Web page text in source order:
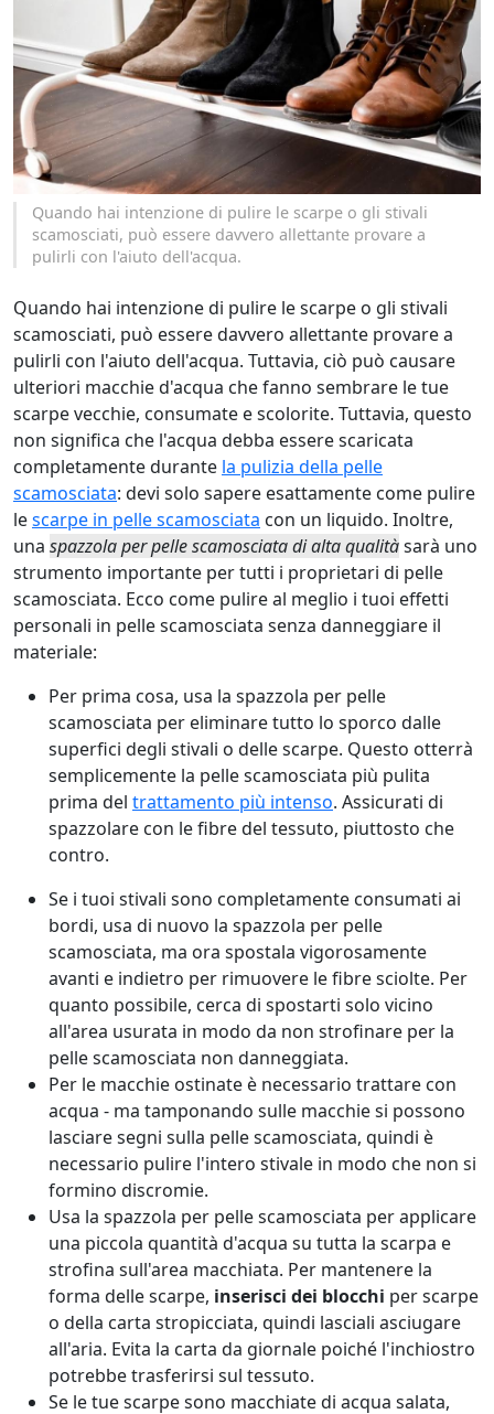
Quando hai intenzione di pulire le scarpe o gli stivali
scamosciati, può essere davvero allettante provare a
pulirli con l'aiuto dell'acqua.
Quando hai intenzione di pulire le scarpe o gli stivali
scamosciati, può essere davvero allettante provare a
pulirli con l'aiuto dell'acqua. Tuttavia, ciò può causare
ulteriori macchie d'acqua che fanno sembrare le tue
scarpe vecchie, consumate e scolorite. Tuttavia, questo
non significa che l'acqua debba essere scaricata
completamente durante la pulizia della pelle
scamosciata: devi solo sapere esattamente come pulire
lescarpe in pelle scamosciata con un liquido. Inoltre,
una spazzola per pelle scamosciata di alta qualitàsarà uno
strumento importante per tutti i proprietari di pelle
scamosciata. Ecco come pulire al meglio i tuoi effetti
personali in pelle scamosciata senza danneggiare il
materiale:
Per prima cosa, usa la spazzola per pelle
scamosciata per eliminare tutto lo sporco dalle
superfici degli stivali o delle scarpe. Questo otterrà
semplicemente la pelle scamosciata più pulita
prima del trattamento più intenso. Assicurati di
spazzolare con le fibre del tessuto, piuttosto che
contro.
Se i tuoi stivali sono completamente consumati ai
bordi, usa di nuovo la spazzola per pelle
scamosciata, ma ora spostala vigorosamente
avanti e indietro per rimuovere le fibre sciolte. Per
quanto possibile, cerca di spostarti solo vicino
all'area usurata in modo da non strofinare per la
pelle scamosciata non danneggiata.
Per le macchie ostinate è necessario trattare con
acqua - ma tamponando sulle macchie si possono
lasciare segni sulla pelle scamosciata, quindi è
necessario pulire l'intero stivale in modo che non si
formino discromie.
Usa la spazzola per pelle scamosciata per applicare
una piccola quantità d'acqua su tutta la scarpa e
strofina sull'area macchiata. Per mantenere la
forma delle scarpe, inserisci dei blocchi per scarpe
o della carta stropicciata, quindi lasciali asciugare
all'aria. Evita la carta da giornale poiché l'inchiostro
potrebbe trasferirsi sul tessuto.
Se le tue scarpe sono macchiate di acqua salata,